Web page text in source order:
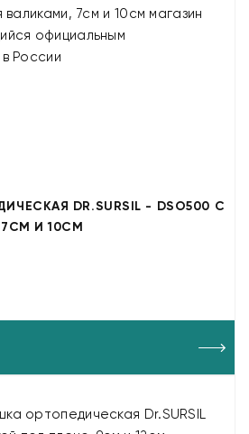
DR.SURSIL - DSO500 С
И 10СМ